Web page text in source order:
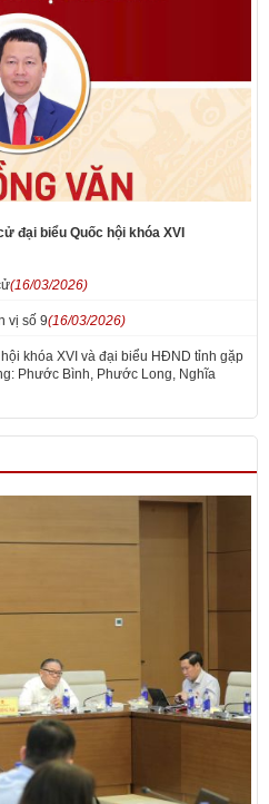
đại biểu Quốc hội khóa XVI
(16/03/2026)
vị số 9(16/03/2026)
khóa XVI và đại biểu HĐND tỉnh gặp
Phước Bình, Phước Long, Nghĩa